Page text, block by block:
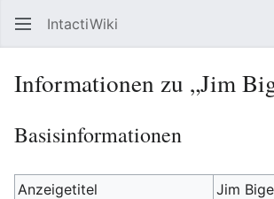
IntactiWiki
Informationen zu „Jim
Basisinformationen
Anzeigetitel
Jim